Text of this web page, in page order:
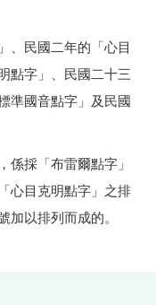
、民國二年的「心目
點字」、民國二十三
準國音點字」及民國
係採「布雷爾點字」
心目克明點字」之排
加以排列而成的。